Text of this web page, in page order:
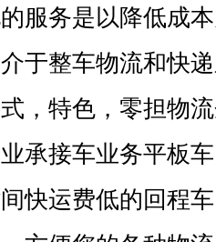
服务是以降低成
于整车物流和快
，特色，零担物
承接车业务平板
快运费低的回程